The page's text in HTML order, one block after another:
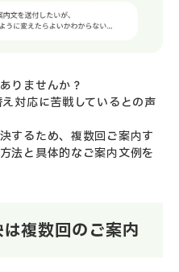
りませんか？
対応に苦戦しているとの声
するため、複数回ご案内す
法と具体的なご案内文例を
複数回のご案内